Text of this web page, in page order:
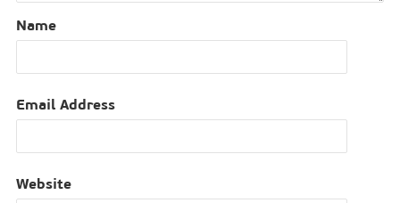
Name
Email Address
Website